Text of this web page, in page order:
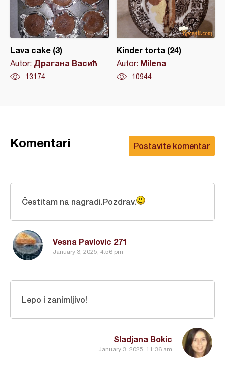
Lava cake (3)
Autor: Драгана Васић
13174
Kinder torta (24)
Autor: Milena
10944
Postavite komentar
Komentari
Vesna Pavlovic 271
January 3, 2025, 4:56 pm
Čestitam na nagradi.Pozdrav.
Sladjana Bokic
January 3, 2025, 11:36 am
Lepo i zanimljivo!